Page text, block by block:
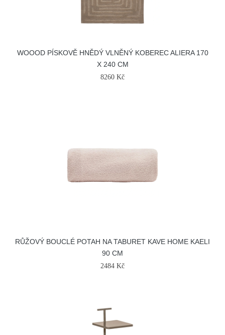
WOOOD PÍSKOVĚ HNĚDÝ VLNĚNÝ KOBEREC ALIERA 170
X 240 CM
8260 Kč
RŮŽOVÝ BOUCLÉ POTAH NA TABURET KAVE HOME KAELI
90 CM
2484 Kč